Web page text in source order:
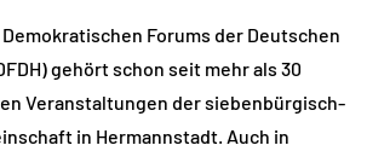
Forums der Deutschen
gehört schon seit mehr als 30
Veranstaltungen der siebenbürgisch-
in Hermannstadt. Auch in